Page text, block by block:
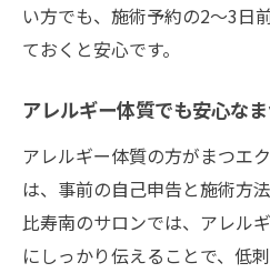
い方でも、施術予約の2〜3日
ておくと安心です。
アレルギー体質でも安心な
アレルギー体質の方がまつエ
は、事前の自己申告と施術方
比寿南のサロンでは、アレル
にしっかり伝えることで、低